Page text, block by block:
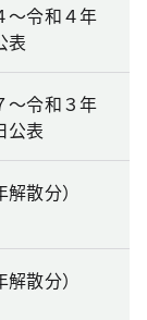
～令和４年
表
～令和３年
公表
解散分）
解散分）